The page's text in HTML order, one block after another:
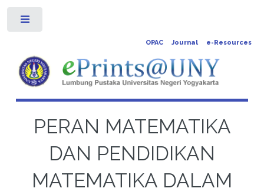
OPAC Journal e-Resources
PERAN MATEMATIKA
DAN PENDIDIKAN
MATEMATIKA DALAM